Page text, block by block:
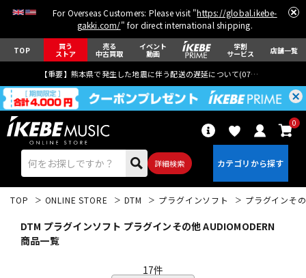
For Overseas Customers: Please visit "https://global.ikebe-
gakki.com/" for direct international shipping.
TOP 買う
ストア
売る
中古買取
イベント
動画
学割
サービス 店舗一覧
【重要】熊本県で発生した地震に伴う配送の遅延について(07月29日
詳細検索
0
TOP ONLINE STORE DTM プラグインソフト プラグインそ
DTM プラグインソフト プラグインその他 AUDIOMODERN
商品一覧
17件